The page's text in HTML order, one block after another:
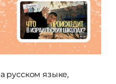
русском языке,